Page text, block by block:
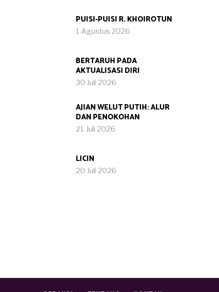
PUISI-PUISI R. KHOIROTUN
1 Agustus 2026
BERTARUH PADA
AKTUALISASI DIRI
30 Juli 2026
AJIAN WELUT PUTIH: ALUR
DAN PENOKOHAN
21 Juli 2026
LICIN
20 Juli 2026